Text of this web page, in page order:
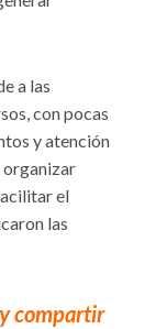
a las
con pocas
y atención
organizar
el
las
compartir